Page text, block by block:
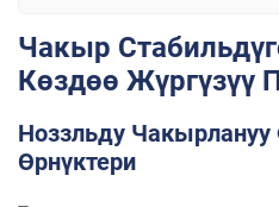
жасалган.
Шаардык
кичине
үчүн мүмкүн
Чакыр
Көздөө Жүргүзүү
Ноззльду
Өрнүктери